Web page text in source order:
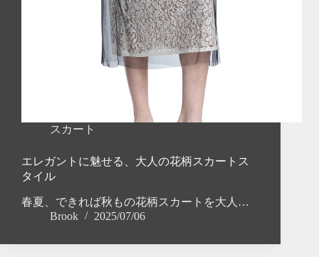
スカート
エレガントに魅せる、大人の花柄スカートス
タイル
春夏、できれば秋もの花柄スカートを大人…
Brook
2025/07/06